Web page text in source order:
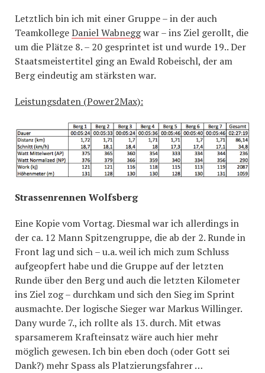
Letztlich bin ich mit einer Gruppe – in der auch
TeamkollegeDaniel Wabneggwar – ins Ziel gerollt, die
um die Plätze 8. – 20 gesprintet ist und wurde 19.. Der
Staatsmeistertitel ging an Ewald Robeischl, der am
Berg eindeutig am stärksten war.
Leistungsdaten (Power2Max):
Strassenrennen Wolfsberg
Eine Kopie vom Vortag. Diesmal war ich allerdings in
der ca. 12 Mann Spitzengruppe, die ab der 2. Runde in
Front lag und sich – u.a. weil ich mich zum Schluss
aufgeopfert habe und die Gruppe auf der letzten
Runde über den Berg und auch die letzten Kilometer
ins Ziel zog – durchkam und sich den Sieg im Sprint
ausmachte. Der logische Sieger war Markus Willinger.
Dany wurde 7., ich rollte als 13. durch. Mit etwas
sparsamerem Krafteinsatz wäre auch hier mehr
möglich gewesen. Ich bin eben doch (oder Gott sei
Dank?) mehr Spass als Platzierungsfahrer …